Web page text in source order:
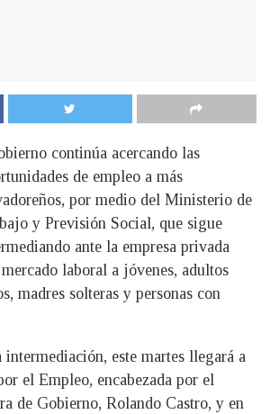
continúa acercando las
de empleo a más
por medio del Ministerio de
y Previsión Social, que sigue
ante la empresa privada
laboral a jóvenes, adultos
madres solteras y personas con
intermediación, este martes llegará a
el Empleo, encabezada por el
de Gobierno, Rolando Castro, y en